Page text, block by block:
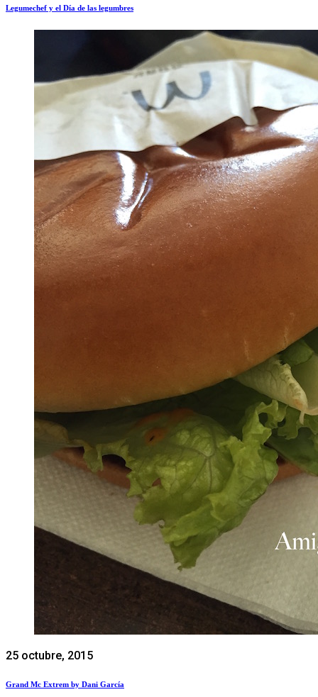
Legumechef y el Día de las legumbres
25 octubre, 2015
Grand Mc Extrem by Dani García